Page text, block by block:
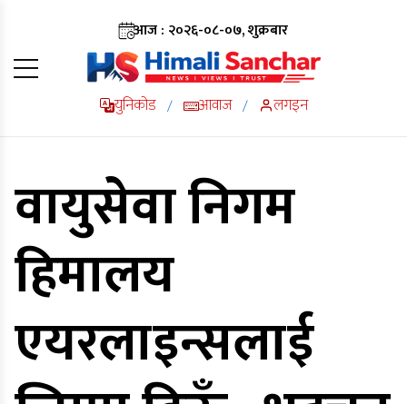
आज : २०२६-०८-०७, शुक्रबार
युनिकोड / आवाज / लगइन
वायुसेवा निगम
हिमालय
एयरलाइन्सलाई